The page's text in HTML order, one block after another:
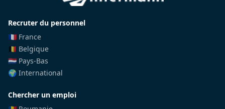
Recruter du personnel
🇫🇷 France
🇧🇪 Belgique
🇳🇱 Pays-Bas
🌍 International
Chercher un emploi